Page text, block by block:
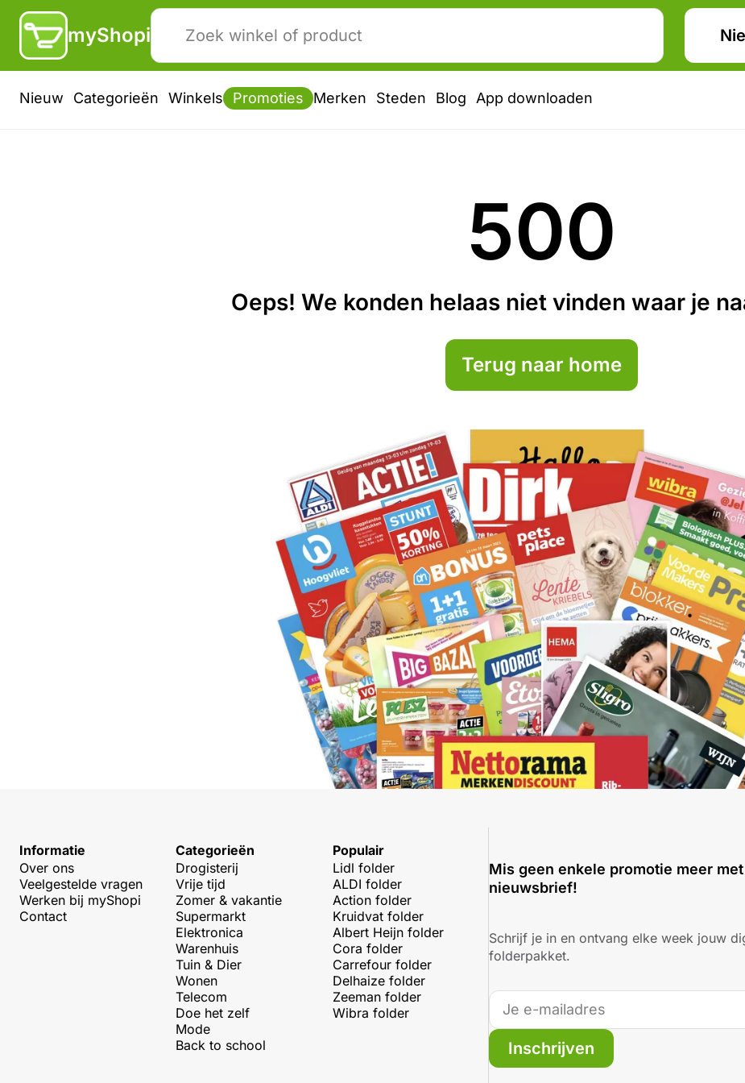
myShopi
Nieuw Categorieën Winkels Promoties Merken Steden Blog App downloaden
500
Oeps! We konden helaas niet vinden waar je
Terug naar home
Informatie
Over ons
Veelgestelde vragen
Werken bij myShopi
Contact
Categorieën
Drogisterij
Vrije tijd
Zomer & vakantie
Supermarkt
Elektronica
Warenhuis
Tuin & Dier
Wonen
Telecom
Doe het zelf
Mode
Back to school
Populair
Lidl folder
ALDI folder
Action folder
Kruidvat folder
Albert Heijn folder
Cora folder
Carrefour folder
Delhaize folder
Zeeman folder
Wibra folder
Mis geen enkele promotie meer
nieuwsbrief!
Schrijf je in en ontvang elke week jouw
folderpakket.
Inschrijven